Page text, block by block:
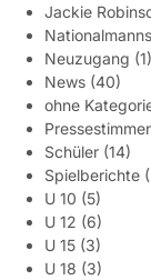
Jackie
Neuzugang (1)
News (40)
ohne
Schüler (14)
Spielberichte
U 10 (5)
U 12 (6)
U 15 (3)
U 18 (3)